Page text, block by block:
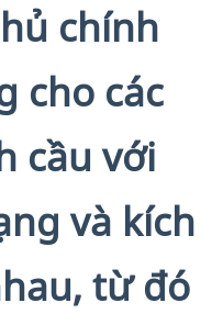
chính
cho các
cầu với
và kích
từ đó